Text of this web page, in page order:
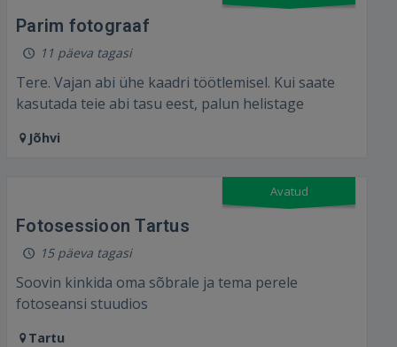
Parim fotograaf
11 päeva tagasi
Tere. Vajan abi ühe kaadri töötlemisel. Kui saate
kasutada teie abi tasu eest, palun helistage
Jõhvi
Avatud
Fotosessioon Tartus⁣
15 päeva tagasi
Soovin kinkida oma sõbrale ja tema perele
fotoseansi stuudios⁣
Tartu